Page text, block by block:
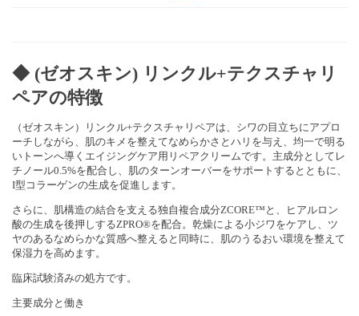
◆ (ゼオスキン) リンクル+テクスチャリ
ペアの特徴
（ゼオスキン）リンクル+テクスチャリペアは、シワの目立ちにアプロ
ーチしながら、肌のキメを整えてなめらかさとハリを与え、均一で明る
いトーンへ導くエイジングケア用リペアクリームです。主成分としてレ
チノール0.5%を配合し、肌のターンオーバーをサポートするとともに、
I型コラーゲンの生成を促進します。
さらに、肌構造の結合を支える独自複合成分ZCORE™と、ヒアルロン
酸の生成を後押しするZPRO®を配合。乾燥による小ジワをケアし、ツ
ヤのあるなめらかな質感へ整えると同時に、肌のうるおい環境を整えて
保湿力を高めます。
臨床試験済みの処方です。
主要成分と働き